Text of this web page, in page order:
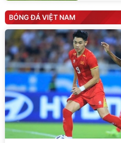
BÓNG ĐÁ VIỆT NAM